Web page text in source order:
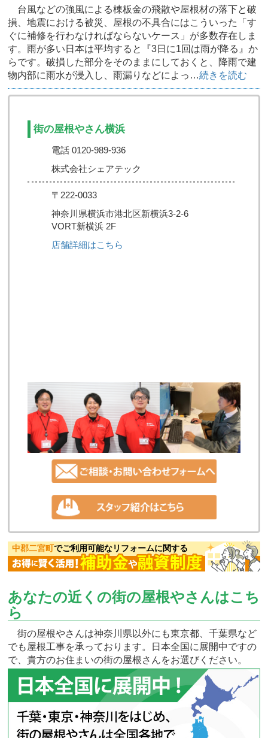
台風などの強風による棟板金の飛散や屋根材の落下と破
損、地震における被災、屋根の不具合にはこういった「す
ぐに補修を行わなければならないケース」が多数存在しま
す。雨が多い日本は平均すると『3日に1回は雨が降る』か
らです。破損した部分をそのままにしておくと、降雨で建
物内部に雨水が浸入し、雨漏りなどによっ…続きを読む
街の屋根やさん横浜
電話 0120-989-936
株式会社シェアテック
〒222-0033
神奈川県横浜市港北区新横浜3-2-6
VORT新横浜 2F
店舗詳細はこちら
中郡二宮町でご利用可能なリフォームに関する
あなたの近くの街の屋根やさんはこち
ら
街の屋根やさんは神奈川県以外にも東京都、千葉県など
でも屋根工事を承っております。日本全国に展開中ですの
で、貴方のお住まいの街の屋根さんをお選びください。